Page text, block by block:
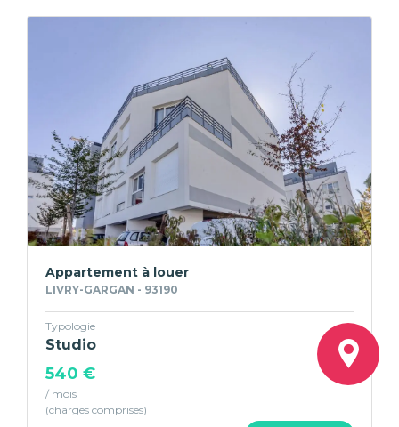
Appartement à louer
LIVRY-GARGAN - 93190
Typologie
Studio
540 €
/ mois